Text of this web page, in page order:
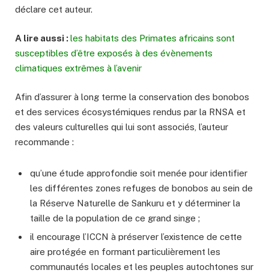
déclare cet auteur.
A lire aussi :les habitats des Primates africains sont
susceptibles d’être exposés à des évènements
climatiques extrêmes à l’avenir
Afin d’assurer à long terme la conservation des bonobos
et des services écosystémiques rendus par la RNSA et
des valeurs culturelles qui lui sont associés, l’auteur
recommande :
qu’une étude approfondie soit menée pour identifier
les différentes zones refuges de bonobos au sein de
la Réserve Naturelle de Sankuru et y déterminer la
taille de la population de ce grand singe ;
il encourage l’ICCN à préserver l’existence de cette
aire protégée en formant particulièrement les
communautés locales et les peuples autochtones sur